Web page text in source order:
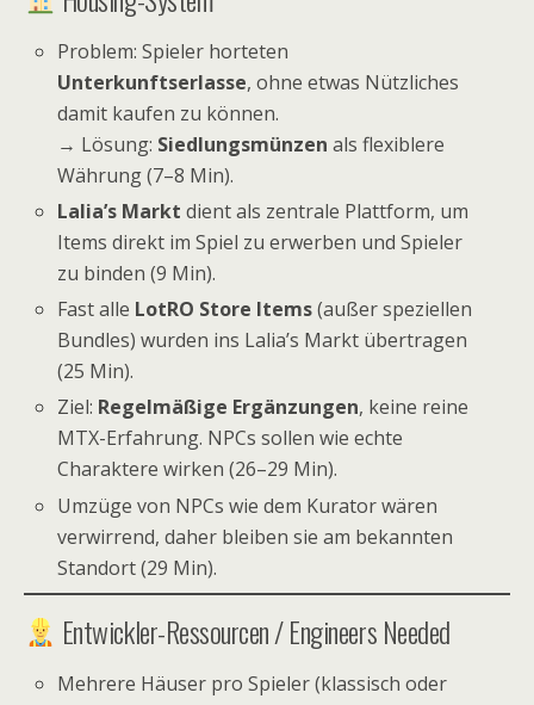
Problem: Spieler horteten
Unterkunftserlasse, ohne etwas Nützliches
damit kaufen zu können.
→ Lösung: Siedlungsmünzen als flexiblere
Währung (7–8 Min).
Lalia’s Markt dient als zentrale Plattform, um
Items direkt im Spiel zu erwerben und Spieler
zu binden (9 Min).
Fast alle LotRO Store Items(außer speziellen
Bundles) wurden ins Lalia’s Markt übertragen
(25 Min).
Ziel: Regelmäßige Ergänzungen, keine reine
MTX-Erfahrung. NPCs sollen wie echte
Charaktere wirken (26–29 Min).
Umzüge von NPCs wie dem Kurator wären
verwirrend, daher bleiben sie am bekannten
Standort (29 Min).
Entwickler-Ressourcen / Engineers Needed
Mehrere Häuser pro Spieler (klassisch oder